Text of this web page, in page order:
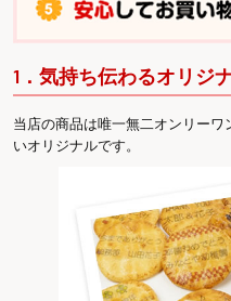
1．気持ち伝わるオリジ
当店の商品は唯一無二オンリー
いオリジナルです。